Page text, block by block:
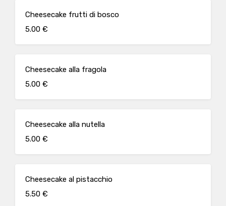
Cheesecake frutti di bosco
5.00 €
Cheesecake alla fragola
5.00 €
Cheesecake alla nutella
5.00 €
Cheesecake al pistacchio
5.50 €